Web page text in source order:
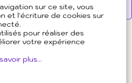
sur ce site, vous
et l'écriture de cookies sur
pour réaliser des
votre expérience
plus...
comment adhérer ?
de Chepakee